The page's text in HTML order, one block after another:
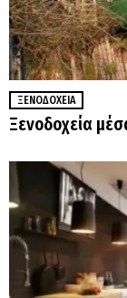
ΞΕΝΟΔΟΧΕΊΑ
Ξενοδοχεία